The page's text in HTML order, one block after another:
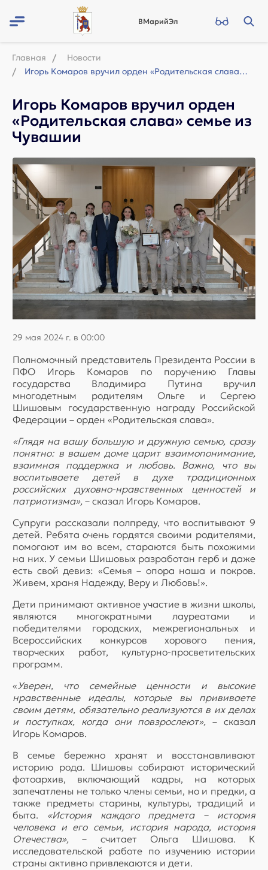
ВМарийЭл
Главная
Новости
Игорь Комаров вручил орден «Родительская слава» семье из Чувашии
Игорь Комаров вручил орден
«Родительская слава» семье из
Чувашии
29 мая 2024 г. в 00:00
Полномочный представитель Президента России в
ПФО Игорь Комаров по поручению Главы
государства Владимира Путина вручил
многодетным родителям Ольге и Сергею
Шишовым государственную награду Российской
Федерации – орден «Родительская слава».
«Глядя на вашу большую и дружную семью, сразу
понятно: в вашем доме царит взаимопонимание,
взаимная поддержка и любовь. Важно, что вы
воспитываете детей в духе традиционных
российских духовно-нравственных ценностей и
патриотизма», – сказал Игорь Комаров.
Супруги рассказали полпреду, что воспитывают 9
детей. Ребята очень гордятся своими родителями,
помогают им во всем, стараются быть похожими
на них. У семьи Шишовых разработан герб и даже
есть свой девиз: «Семья – опора наша и покров.
Живем, храня Надежду, Веру и Любовь!».
Дети принимают активное участие в жизни школы,
являются многократными лауреатами и
победителями городских, межрегиональных и
Всероссийских конкурсов хорового пения,
творческих работ, культурно-просветительских
программ.
«Уверен, что семейные ценности и высокие
нравственные идеалы, которые вы прививаете
своим детям, обязательно реализуются в их делах
и поступках, когда они повзрослеют», – сказал
Игорь Комаров.
В семье бережно хранят и восстанавливают
историю рода. Шишовы собирают исторический
фотоархив, включающий кадры, на которых
запечатлены не только члены семьи, но и предки, а
также предметы старины, культуры, традиций и
быта. «История каждого предмета – история
человека и его семьи, история народа, история
Отечества», – считает Ольга Шишова. К
исследовательской работе по изучению истории
страны активно привлекаются и дети.